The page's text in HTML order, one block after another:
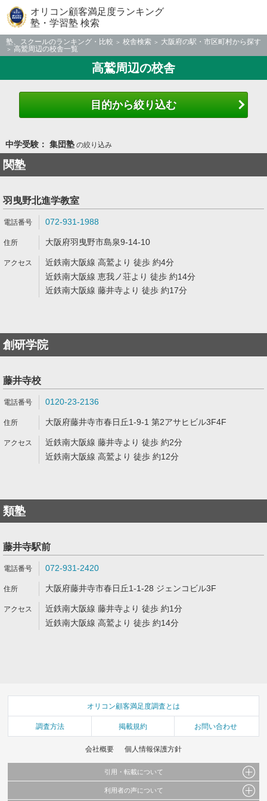
オリコン顧客満足度ランキング
塾・学習塾 検索
塾、スクールのランキング・比較 校舎検索
大阪府の駅・市区町村から探す
高鷲周辺の校舎一覧
高鷲周辺の校舎
目的から絞り込む
中学受験： 集団塾の絞り込み
関塾
羽曳野北進学教室
072-931-1988
大阪府羽曳野市島泉9-14-10
近鉄南大阪線 高鷲より 徒歩 約4分
近鉄南大阪線 恵我ノ荘より 徒歩 約14分
近鉄南大阪線 藤井寺より 徒歩 約17分
創研学院
藤井寺校
0120-23-2136
大阪府藤井寺市春日丘1-9-1 第2アサヒビル3F4F
近鉄南大阪線 藤井寺より 徒歩 約2分
近鉄南大阪線 高鷲より 徒歩 約12分
類塾
藤井寺駅前
072-931-2420
大阪府藤井寺市春日丘1-1-28 ジェンコビル3F
近鉄南大阪線 藤井寺より 徒歩 約1分
近鉄南大阪線 高鷲より 徒歩 約14分
オリコン顧客満足度調査とは
調査方法 掲載規約 お問い合わせ
会社概要 個人情報保護方針
引用・転載について
当サイトで公開されている情報（文字、写真、イラスト、画像データ等）及びこれらの配
利用者の声について